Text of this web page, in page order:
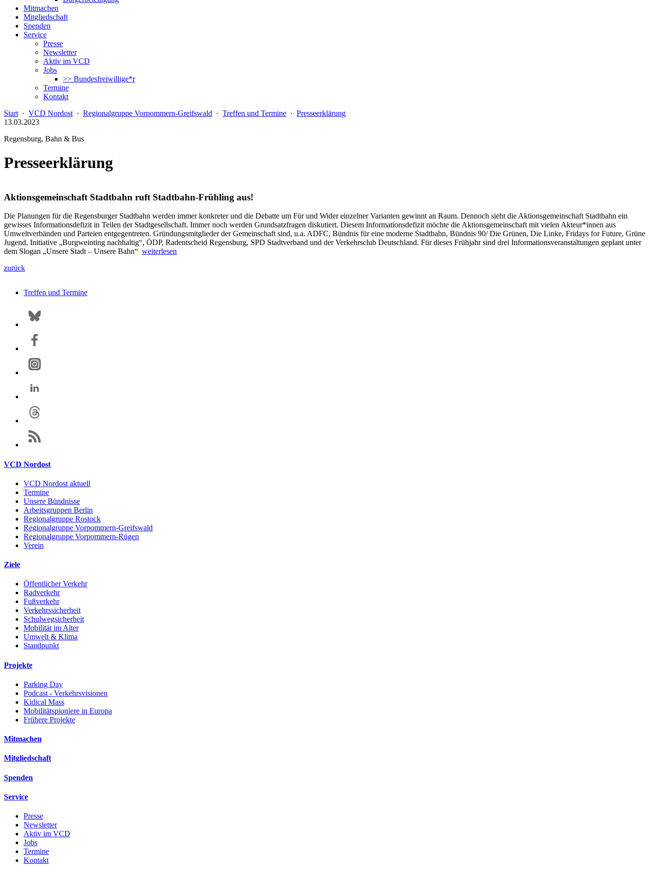
Mitmachen
Mitgliedschaft
Spenden
Service
Presse
Newsletter
Aktiv im VCD
Jobs
>> Bundesfreiwillige*r
Termine
Kontakt
Start · VCD Nordost · Regionalgruppe Vorpommern-Greifswald · Treffen und Termine · Presseerklärung
13.03.2023
Regensburg, Bahn & Bus
Presseerklärung
Aktionsgemeinschaft Stadtbahn ruft Stadtbahn-Frühling aus!
Die Planungen für die Regensburger Stadtbahn werden immer konkreter und die Debatte um Für und Wider einzelner Varianten gewinnt an Raum. Dennoch sieht die Aktionsgemeinschaft Stadtbahn ein
gewisses Informationsdefizit in Teilen der Stadtgesellschaft. Immer noch werden Grundsatzfragen diskutiert. Diesem Informationsdefizit möchte die Aktionsgemeinschaft mit vielen Akteur*innen aus
Umweltverbänden und Parteien entgegentreten. Gründungsmitglieder der Gemeinschaft sind, u.a. ADFC, Bündnis für eine moderne Stadtbahn, Bündnis 90/ Die Grünen, Die Linke, Fridays for Future, Grüne
Jugend, Initiative „Burgweinting nachhaltig“, ÖDP, Radentscheid Regensburg, SPD Stadtverband und der Verkehrsclub Deutschland. Für dieses Frühjahr sind drei Informationsveranstaltungen geplant unter
dem Slogan „Unsere Stadt – Unsere Bahn“ weiterlesen
zurück
Treffen und Termine
VCD Nordost
VCD Nordost aktuell
Termine
Unsere Bündnisse
Arbeitsgruppen Berlin
Regionalgruppe Rostock
Regionalgruppe Vorpommern-Greifswald
Regionalgruppe Vorpommern-Rügen
Verein
Ziele
Öffentlicher Verkehr
Radverkehr
Fußverkehr
Verkehrssicherheit
Schulwegsicherheit
Mobilität im Alter
Umwelt & Klima
Standpunkt
Projekte
Parking Day
Podcast - Verkehrsvisionen
Kidical Mass
Mobilitätspioniere in Europa
Frühere Projekte
Mitmachen
Mitgliedschaft
Spenden
Service
Presse
Newsletter
Aktiv im VCD
Jobs
Termine
Kontakt